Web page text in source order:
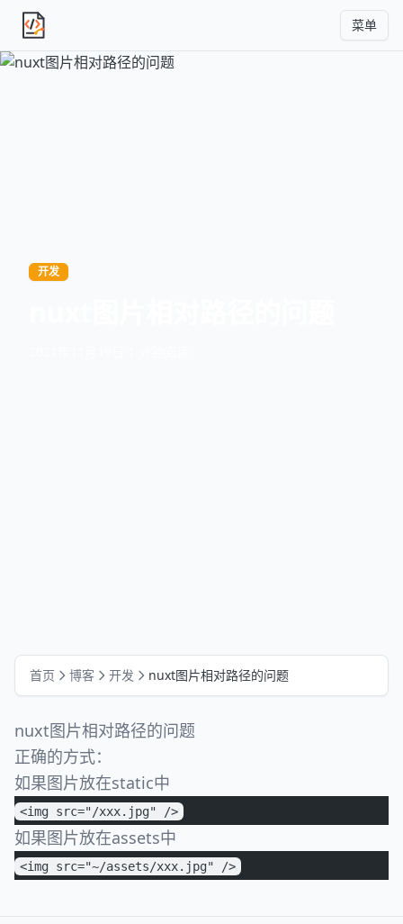
独立产品人日记 菜单
开发
首页 博客 开发 nuxt图片相对路径的问题
nuxt图片相对路径的问题
正确的方式：
如果图片放在static中
<img src="/xxx.jpg" />
如果图片放在assets中
<img src="~/assets/xxx.jpg" />